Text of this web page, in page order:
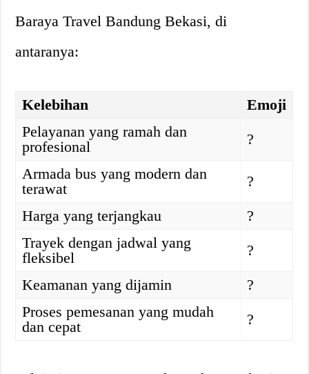
Baraya Travel Bandung Bekasi, di
antaranya:
Kelebihan
Emoji
Pelayanan yang ramah dan
profesional
?
Armada bus yang modern dan
terawat
?
Harga yang terjangkau
?
Trayek dengan jadwal yang
fleksibel
?️
Keamanan yang dijamin
?
Proses pemesanan yang mudah
dan cepat
?